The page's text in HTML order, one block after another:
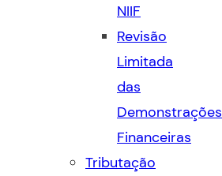
NIIF
Revisão
Limitada
das
Demonstrações
Financeiras
Tributação